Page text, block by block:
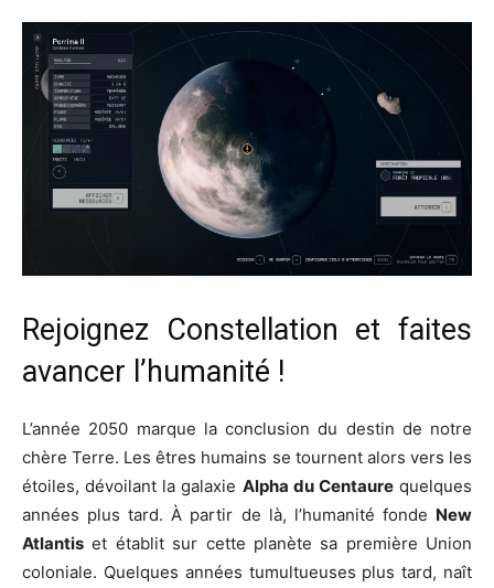
Rejoignez Constellation et faites
avancer l’humanité !
L’année 2050 marque la conclusion du destin de notre
chère Terre. Les êtres humains se tournent alors vers les
étoiles, dévoilant la galaxie Alpha du Centaurequelques
années plus tard. À partir de là, l’humanité fonde New
Atlantis et établit sur cette planète sa première Union
coloniale. Quelques années tumultueuses plus tard, naît